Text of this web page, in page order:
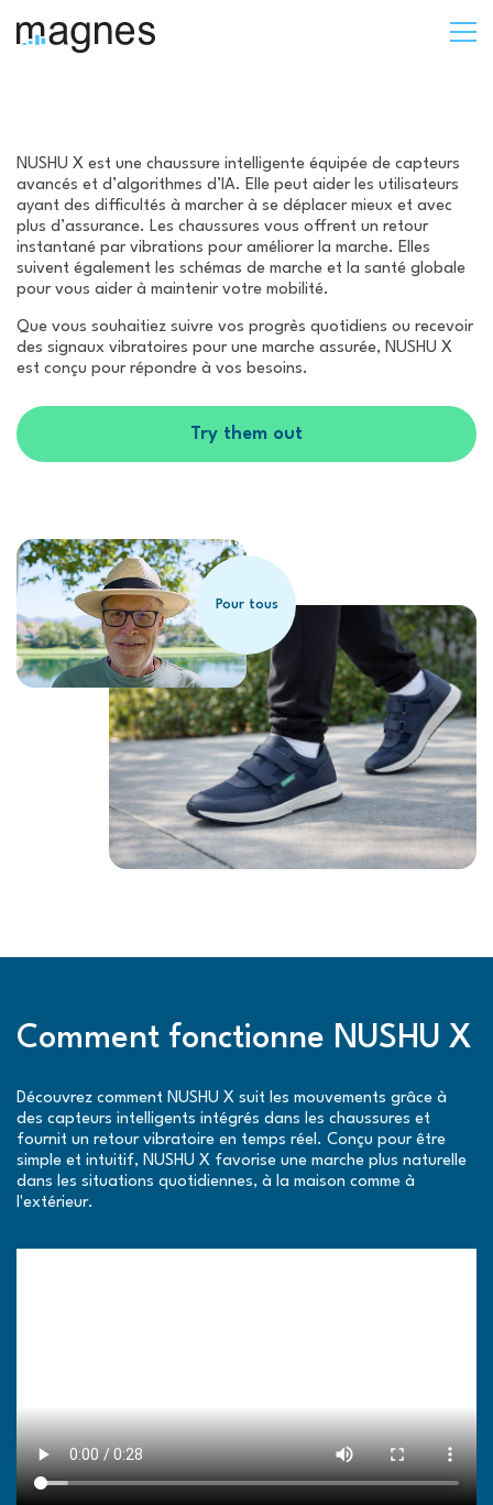
NUSHU X est une chaussure intelligente équipée de capteurs
avancés et d’algorithmes d’IA. Elle peut aider les utilisateurs
ayant des difficultés à marcher à se déplacer mieux et avec
plus d’assurance. Les chaussures vous offrent un retour
instantané par vibrations pour améliorer la marche. Elles
suivent également les schémas de marche et la santé globale
pour vous aider à maintenir votre mobilité.
Que vous souhaitiez suivre vos progrès quotidiens ou recevoir
des signaux vibratoires pour une marche assurée, NUSHU X
est conçu pour répondre à vos besoins.
Try them out
Pour tous
Comment fonctionne NUSHU X
Découvrez comment NUSHU X suit les mouvements grâce à
des capteurs intelligents intégrés dans les chaussures et
fournit un retour vibratoire en temps réel. Conçu pour être
simple et intuitif, NUSHU X favorise une marche plus naturelle
dans les situations quotidiennes, à la maison comme à
l'extérieur.